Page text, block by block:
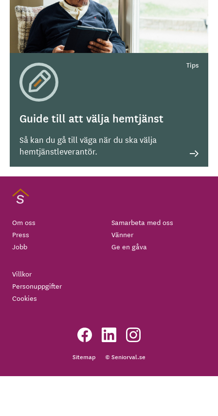
Guide till att välja hemtjänst
Så kan du gå till väga när du ska välja
hemtjänstleverantör.
Om oss
Press
Jobb
Samarbeta med oss
Vänner
Ge en gåva
Villkor
Personuppgifter
Cookies
Sitemap © Seniorval.se